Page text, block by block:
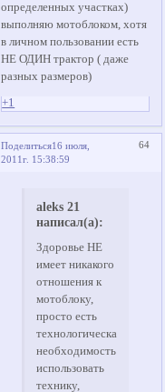
определенных участках)
выполняю мотоблоком, хотя
в личном пользовании есть
НЕ ОДИН трактор ( даже
разных размеров)
+1
Поделиться 64
16 июля,
2011г. 15:38:59
aleks 21
написал(а):
Здоровье НЕ
имеет никакого
отношения к
мотоблоку,
просто есть
технологическая
необходимость
использовать
технику,